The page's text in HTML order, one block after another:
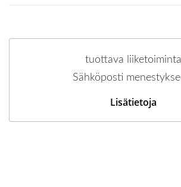
tuottava liiketoiminta
Sähköposti
Lisätietoja